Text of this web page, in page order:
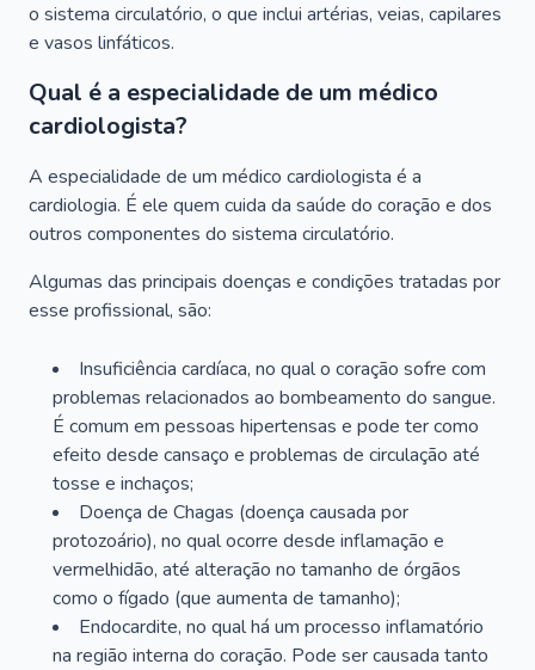
o sistema circulatório, o que inclui artérias, veias, capilares
e vasos linfáticos.
Qual é a especialidade de um médico
cardiologista?
A especialidade de um médico cardiologista é a
cardiologia. É ele quem cuida da saúde do coração e dos
outros componentes do sistema circulatório.
Algumas das principais doenças e condições tratadas por
esse profissional, são:
Insuficiência cardíaca, no qual o coração sofre com
problemas relacionados ao bombeamento do sangue.
É comum em pessoas hipertensas e pode ter como
efeito desde cansaço e problemas de circulação até
tosse e inchaços;
Doença de Chagas (doença causada por
protozoário), no qual ocorre desde inflamação e
vermelhidão, até alteração no tamanho de órgãos
como o fígado (que aumenta de tamanho);
Endocardite, no qual há um processo inflamatório
na região interna do coração. Pode ser causada tanto